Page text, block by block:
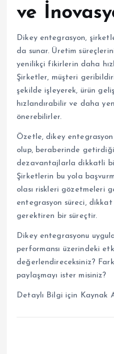
ve
Dikey entegrasyon,
da sunar. Üretim
yenilikçi fikirlerin daha
Şirketler, müşteri
şekilde işleyerek, ürün
hızlandırabilir ve daha
önerebilirler.
Özetle, dikey
olup, beraberinde
dezavantajlarla dikkatli bir
Şirketlerin bu yola
olası riskleri gözetmeleri
entegrasyon süreci,
gerektiren bir süreçtir.
Dikey entegrasyonu
performansı üzerindeki
değerlendireceksiniz?
paylaşmayı ister misiniz?
Detaylı Bilgi için Kaynak